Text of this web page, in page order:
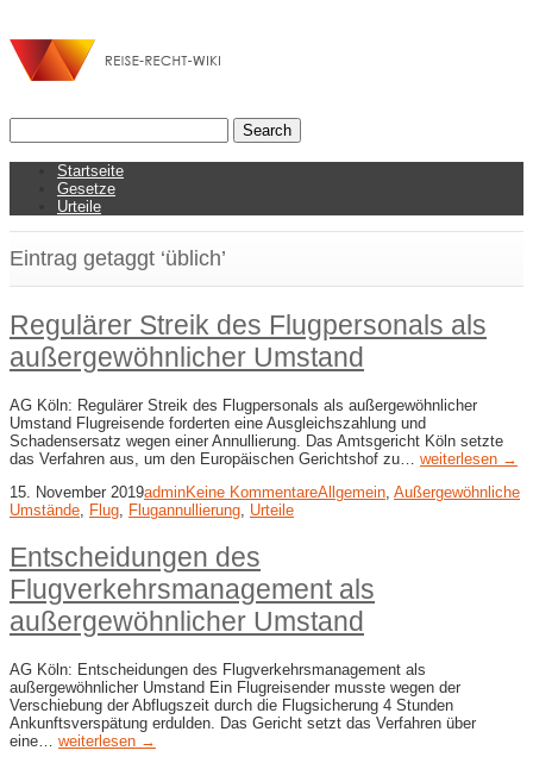
Startseite
Gesetze
Urteile
Eintrag getaggt ‘üblich’
Regulärer Streik des Flugpersonals als
außergewöhnlicher Umstand
AG Köln: Regulärer Streik des Flugpersonals als außergewöhnlicher
Umstand Flugreisende forderten eine Ausgleichszahlung und
Schadensersatz wegen einer Annullierung. Das Amtsgericht Köln setzte
das Verfahren aus, um den Europäischen Gerichtshof zu… weiterlesen →
15. November 2019adminKeine KommentareAllgemein, Außergewöhnliche
Umstände, Flug, Flugannullierung, Urteile
Entscheidungen des
Flugverkehrsmanagement als
außergewöhnlicher Umstand
AG Köln: Entscheidungen des Flugverkehrsmanagement als
außergewöhnlicher Umstand Ein Flugreisender musste wegen der
Verschiebung der Abflugszeit durch die Flugsicherung 4 Stunden
Ankunftsverspätung erdulden. Das Gericht setzt das Verfahren über
eine… weiterlesen →